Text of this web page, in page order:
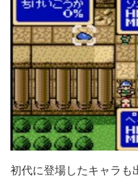
初代に登場したキャラも